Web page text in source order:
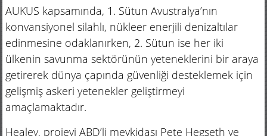
AUKUS kapsamında, 1. Sütun Avustralya’nın
konvansiyonel silahlı, nükleer enerjili denizaltılar
edinmesine odaklanırken, 2. Sütun ise her iki
ülkenin savunma sektörünün yeteneklerini bir araya
getirerek dünya çapında güvenliği desteklemek için
gelişmiş askeri yetenekler geliştirmeyi
amaçlamaktadır.
Healey, projeyi ABD’li mevkidaşı Pete Hegseth ve